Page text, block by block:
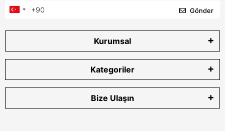
Gönder
Kurumsal
Kategoriler
Bize Ulaşın